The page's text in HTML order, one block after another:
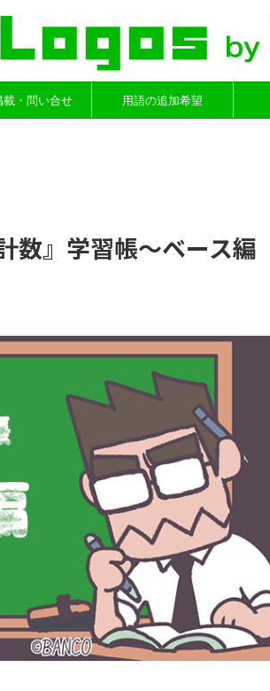
載・問い合せ 用語の追加希望
数』学習帳～ベース編